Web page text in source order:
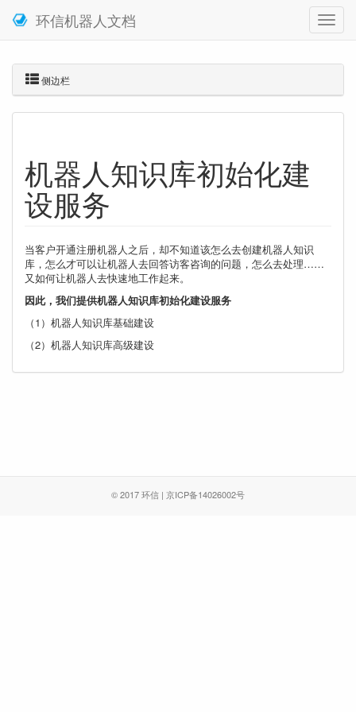
环信机器人文档
侧边栏
机器人知识库初始化建
设服务
当客户开通注册机器人之后，却不知道该怎么去创建机器人知识
库，怎么才可以让机器人去回答访客咨询的问题，怎么去处理……
又如何让机器人去快速地工作起来。
因此，我们提供机器人知识库初始化建设服务
（1）机器人知识库基础建设
（2）机器人知识库高级建设
© 2017 环信 | 京ICP备14026002号